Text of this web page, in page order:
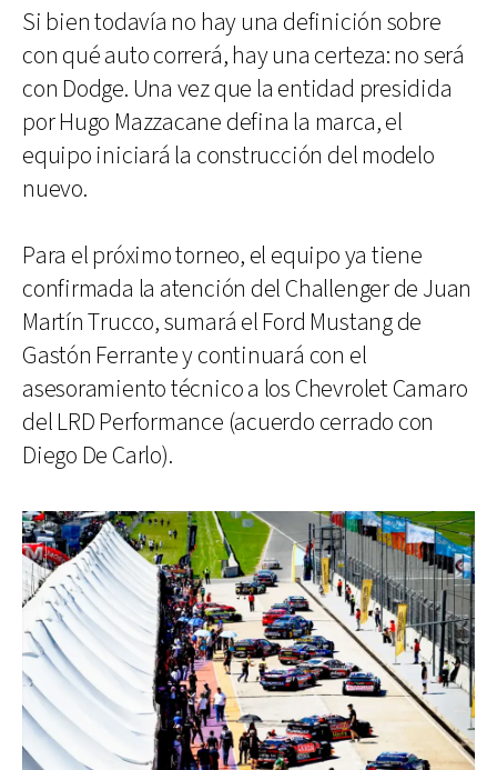
Si bien todavía no hay una definición sobre
con qué auto correrá, hay una certeza: no será
con Dodge. Una vez que la entidad presidida
por Hugo Mazzacane defina la marca, el
equipo iniciará la construcción del modelo
nuevo.
Para el próximo torneo, el equipo ya tiene
confirmada la atención del Challenger de Juan
Martín Trucco, sumará el Ford Mustang de
Gastón Ferrante y continuará con el
asesoramiento técnico a los Chevrolet Camaro
del LRD Performance (acuerdo cerrado con
Diego De Carlo).